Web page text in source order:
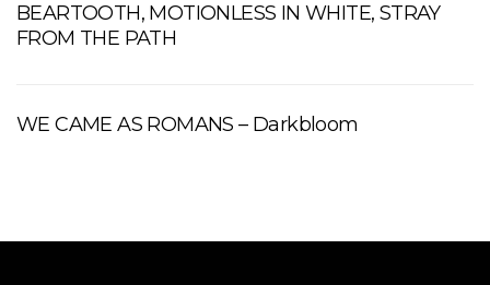
BEARTOOTH, MOTIONLESS IN WHITE, STRAY
FROM THE PATH
WE CAME AS ROMANS – Darkbloom